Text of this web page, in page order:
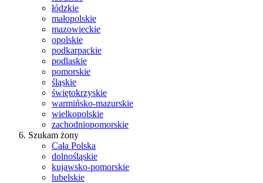
łódzkie
małopolskie
mazowieckie
opolskie
podkarpackie
podlaskie
pomorskie
śląskie
świętokrzyskie
warmińsko-mazurskie
wielkopolskie
zachodniopomorskie
Szukam żony
Cała Polska
dolnośląskie
kujawsko-pomorskie
lubelskie